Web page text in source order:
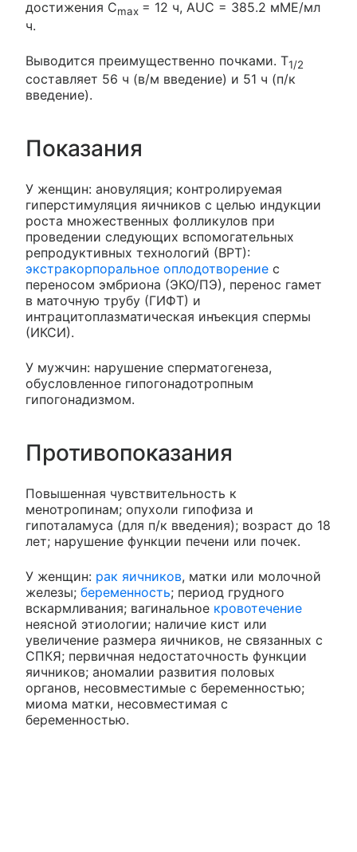
достижения Cmax = 12 ч, AUC = 385.2 мМЕ/мл
ч.
Выводится преимущественно почками. T1/2
составляет 56 ч (в/м введение) и 51 ч (п/к
введение).
Показания
У женщин: ановуляция; контролируемая
гиперстимуляция яичников с целью индукции
роста множественных фолликулов при
проведении следующих вспомогательных
репродуктивных технологий (ВРТ):
экстракорпоральное оплодотворение с
переносом эмбриона (ЭКО/ПЭ), перенос гамет
в маточную трубу (ГИФТ) и
интрацитоплазматическая инъекция спермы
(ИКСИ).
У мужчин: нарушение сперматогенеза,
обусловленное гипогонадотропным
гипогонадизмом.
Противопоказания
Повышенная чувствительность к
менотропинам; опухоли гипофиза и
гипоталамуса (для п/к введения); возраст до 18
лет; нарушение функции печени или почек.
У женщин: рак яичников, матки или молочной
железы; беременность; период грудного
вскармливания; вагинальное кровотечение
неясной этиологии; наличие кист или
увеличение размера яичников, не связанных с
СПКЯ; первичная недостаточность функции
яичников; аномалии развития половых
органов, несовместимые с беременностью;
миома матки, несовместимая с
беременностью.